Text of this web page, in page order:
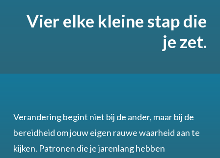
Vier elke kleine stap die
je zet.
Verandering begint niet bij de ander, maar bij de
bereidheid om jouw eigen rauwe waarheid aan te
kijken. Patronen die je jarenlang hebben